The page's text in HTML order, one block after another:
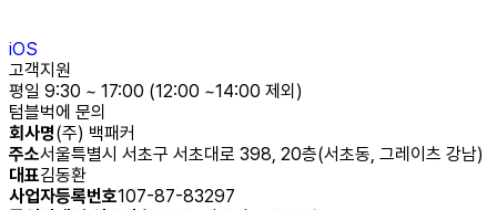
iOS
고객지원
평일 9:30 ~ 17:00 (12:00 ~14:00 제외)
텀블벅에 문의
회사명(주) 백패커
주소서울특별시 서초구 서초대로 398, 20층(서초동, 그레이츠 강남)
대표김동환
사업자등록번호107-87-83297